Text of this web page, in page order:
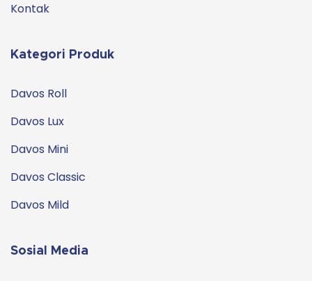
Kontak
Kategori Produk
Davos Roll
Davos Lux
Davos Mini
Davos Classic
Davos Mild
Sosial Media